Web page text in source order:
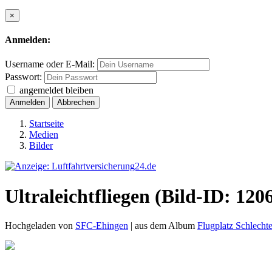
×
Anmelden:
Username oder E-Mail:
Passwort:
angemeldet bleiben
Anmelden Abbrechen
Startseite
Medien
Bilder
Ultraleichtfliegen (Bild-ID:
Hochgeladen von SFC-Ehingen | aus dem Album Flugplatz